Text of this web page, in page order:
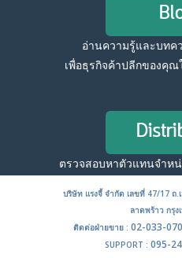
อ่านความรู้และบทค
เพื่อธุรกิจค้าปลีกของคุณ
ตรวจสอบหาตัวแทนจำห
บริษัท แรงจี้ จำกัด เลขที่ 47/17 ถ
ลาดพร้าว กรุง
ติดต่อฝ่ายขาย : 02-033-
SUPPORT : 095-